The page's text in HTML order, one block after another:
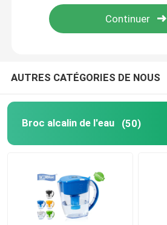
Filtre d'eau de douche
AUTRES CATÉGORIES DE NOUS
Broc alcalin de l'eau (50)